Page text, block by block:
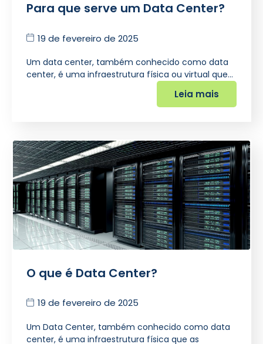
Para que serve um Data Center?
19 de fevereiro de 2025
Um data center, também conhecido como data
center, é uma infraestrutura física ou virtual que…
Leia mais
O que é Data Center?
19 de fevereiro de 2025
Um Data Center, também conhecido como data
center, é uma infraestrutura física que as